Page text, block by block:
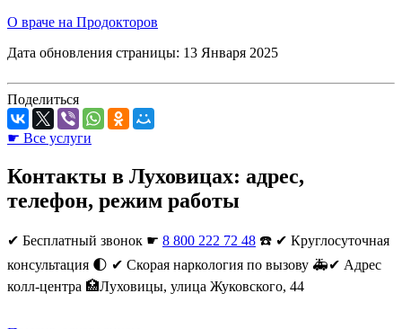
О враче на Продокторов
Дата обновления страницы: 13 Января 2025
Поделиться
☛ Все услуги
Контакты в Луховицах: адрес,
телефон, режим работы
✔︎ Бесплатный звонок ☛ 8 800 222 72 48 ☎️ ✔︎ Круглосуточная
консультация 🌓 ✔︎ Скорая наркология по вызову 🚑✔︎ Адрес
колл-центра 🏥Луховицы, улица Жуковского, 44